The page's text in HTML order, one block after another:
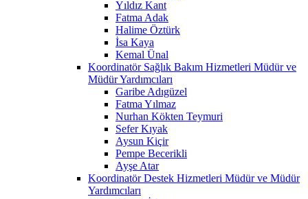
Yıldız Kant
Fatma Adak
Halime Öztürk
İsa Kaya
Kemal Ünal
Koordinatör Sağlık Bakım Hizmetleri Müdür ve
Müdür Yardımcıları
Garibe Adıgüzel
Fatma Yılmaz
Nurhan Kökten Teymuri
Sefer Kıyak
Aysun Kiçir
Pempe Becerikli
Ayşe Atar
Koordinatör Destek Hizmetleri Müdür ve Müdür
Yardımcıları